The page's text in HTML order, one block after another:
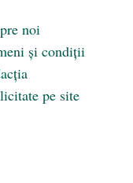
noi
și condiții
pe site